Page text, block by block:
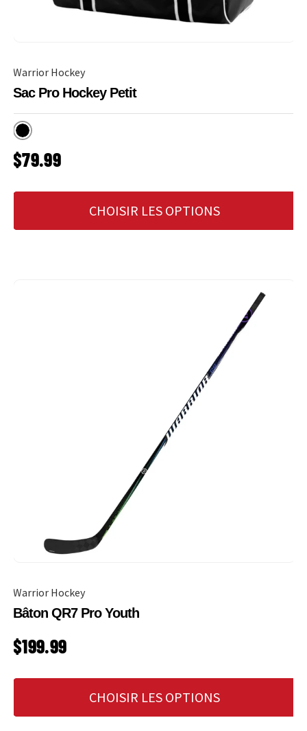
Warrior Hockey
Sac Pro Hockey Petit
Noir
PRIX HABITUEL
$79.99
CHOISIR LES OPTIONS
Warrior Hockey
Bâton QR7 Pro Youth
PRIX HABITUEL
$199.99
CHOISIR LES OPTIONS